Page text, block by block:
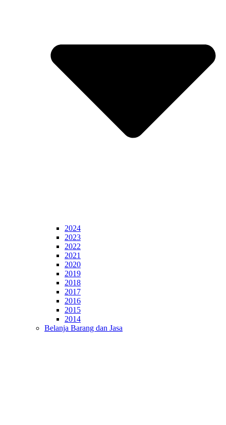
2024
2023
2022
2021
2020
2019
2018
2017
2016
2015
2014
Belanja Barang dan Jasa